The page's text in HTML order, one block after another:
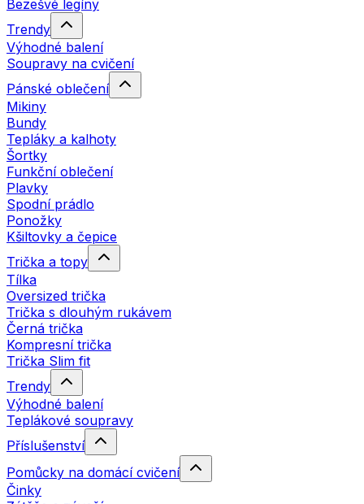
Bezešvé legíny
Trendy
Výhodné balení
Soupravy na cvičení
Pánské oblečení
Mikiny
Bundy
Tepláky a kalhoty
Šortky
Funkční oblečení
Plavky
Spodní prádlo
Ponožky
Kšiltovky a čepice
Trička a topy
Tílka
Oversized trička
Trička s dlouhým rukávem
Černá trička
Kompresní trička
Trička Slim fit
Trendy
Výhodné balení
Teplákové soupravy
Příslušenství
Pomůcky na domácí cvičení
Činky